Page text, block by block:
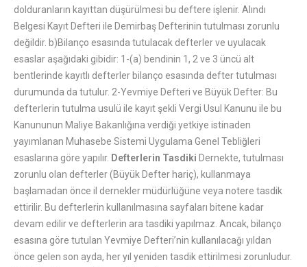
dolduranların kayıttan düşürülmesi bu deftere işlenir. Alındı
Belgesi Kayıt Defteri ile Demirbaş Defterinin tutulması zorunlu
değildir. b)Bilanço esasında tutulacak defterler ve uyulacak
esaslar aşağıdaki gibidir: 1-(a) bendinin 1, 2 ve 3 üncü alt
bentlerinde kayıtlı defterler bilanço esasında defter tutulması
durumunda da tutulur. 2-Yevmiye Defteri ve Büyük Defter: Bu
defterlerin tutulma usulü ile kayıt şekli Vergi Usul Kanunu ile bu
Kanununun Maliye Bakanlığına verdiği yetkiye istinaden
yayımlanan Muhasebe Sistemi Uygulama Genel Tebliğleri
esaslarına göre yapılır. Defterlerin Tasdiki Dernekte, tutulması
zorunlu olan defterler (Büyük Defter hariç), kullanmaya
başlamadan önce il dernekler müdürlüğüne veya notere tasdik
ettirilir. Bu defterlerin kullanılmasına sayfaları bitene kadar
devam edilir ve defterlerin ara tasdiki yapılmaz. Ancak, bilanço
esasına göre tutulan Yevmiye Defteri’nin kullanılacağı yıldan
önce gelen son ayda, her yıl yeniden tasdik ettirilmesi zorunludur.